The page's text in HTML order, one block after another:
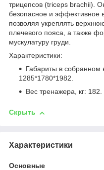
трицепсов (triceps brachii).
безопасное и эффективное
позволяя укреплять
плечевого пояса, а также
мускулатуру груди.
Характеристики:
Габариты в
1285*1780*1982.
Вес тренажера, кг: 182.
Скрыть
Характеристики
Основные